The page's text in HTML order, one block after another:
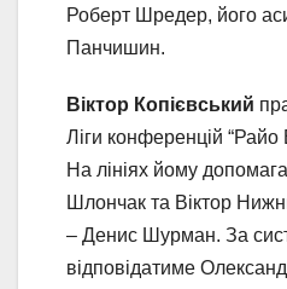
Роберт Шредер, його
Панчишин.
Віктор Копієвський
Ліги конференцій “Райо
На лініях йому
Шлончак та Віктор
– Денис Шурман. За
відповідатиме